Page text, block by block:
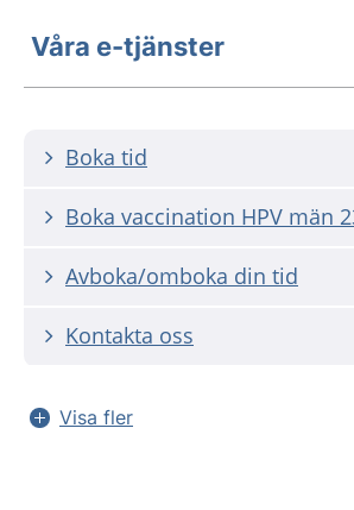
Våra e-tjänster
Boka tid
Boka vaccination HPV män
Avboka/omboka din tid
Kontakta oss
Visa fler